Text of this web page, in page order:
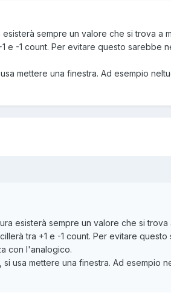
sempre un valore che si trova a
-1 count. Per evitare questo sarebbe
mettere una finestra. Ad esempio
esisterà sempre un valore che si
tra +1 e -1 count. Per evitare
con l'analogico.
usa mettere una finestra. Ad esempio